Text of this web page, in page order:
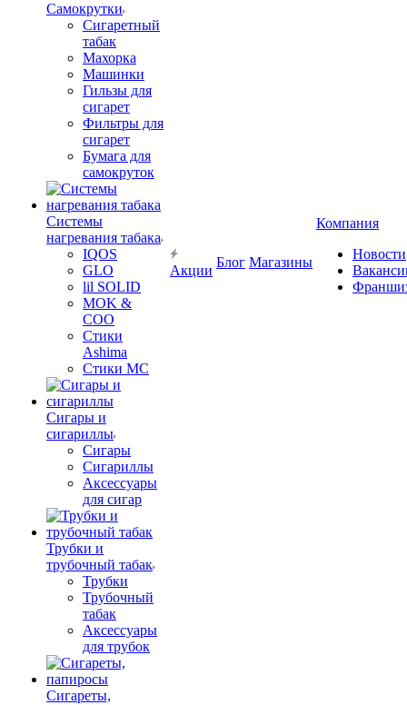
Самокрутки
Сигаретный
табак
Махорка
Машинки
Гильзы для
сигарет
Фильтры для
сигарет
Бумага для
самокруток
Системы
нагревания табака
IQOS
GLO
lil SOLID
MOK &
COO
Стики
Ashima
Стики MC
Сигары и
сигариллы
Сигары
Сигариллы
Аксессуары
для сигар
Трубки и
трубочный табак
Трубки
Трубочный
табак
Аксессуары
для трубок
Сигареты,
Акции
Блог Магазины
Компания
Новости